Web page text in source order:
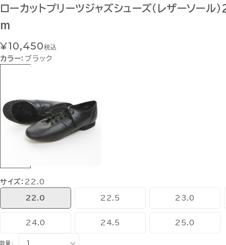
ローカットプリーツジャズシューズ（レザーソー
m
¥10,450税込
カラー： ブラック
サイズ： 22.0
22.0 22.5 23.0
24.0 24.5 25.0
数量：